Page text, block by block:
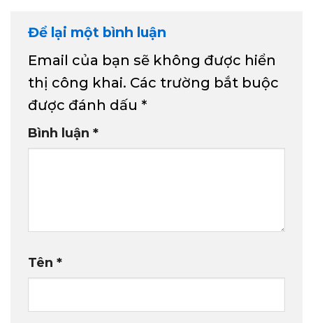
Để lại một bình luận
Email của bạn sẽ không được hiển
thị công khai. Các trường bắt buộc
được đánh dấu *
Bình luận *
Tên *